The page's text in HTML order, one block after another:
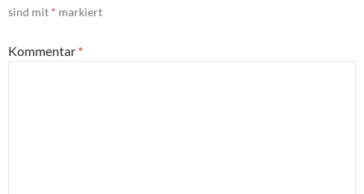
sind mit * markiert
Kommentar *